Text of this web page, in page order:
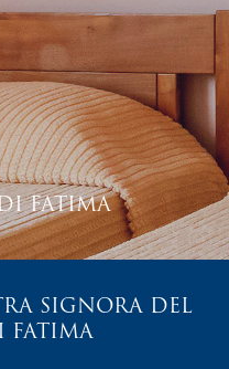
FATIMA
SIGNORA DEL
FATIMA